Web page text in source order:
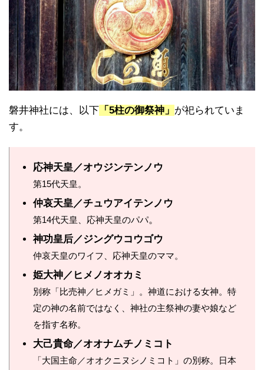
磐井神社には、以下 「5柱の御祭神」 が祀られていま
す。
応神天皇／オウジンテンノウ
第15代天皇。
仲哀天皇／チュウアイテンノウ
第14代天皇、応神天皇のパパ。
神功皇后／ジングウコウゴウ
仲哀天皇のワイフ、応神天皇のママ。
姫大神／ヒメノオオカミ
別称「比売神／ヒメガミ」。 神道における女神。特
定の神の名前ではなく、神社の主祭神の妻や娘など
を指す名称。
大己貴命／オオナムチノミコト
「大国主命／オオクニヌシノミコト」の別称。日本